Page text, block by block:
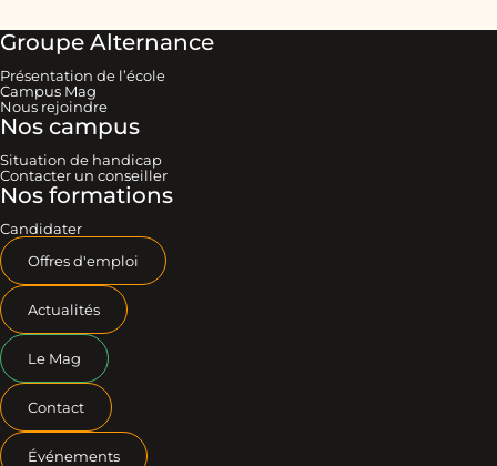
Groupe Alternance
Présentation de l’école
Campus Mag
Nous rejoindre
Nos campus
Situation de handicap
Contacter un conseiller
Nos formations
Candidater
Offres d'emploi
Actualités
Le Mag
Contact
Événements